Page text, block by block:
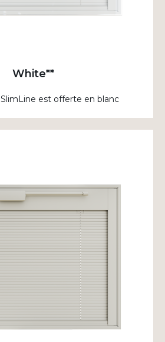
White**
SlimLine est offerte en blanc